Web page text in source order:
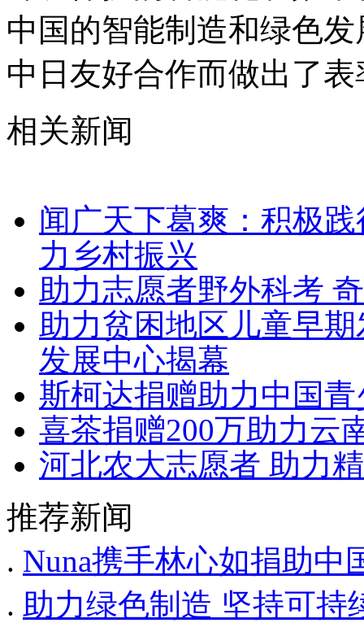
中国的智能制造和绿色
中日友好合作而做出了
相关新闻
闻广天下葛爽：积极
力乡村振兴
助力志愿者野外科考
助力贫困地区儿童早
发展中心揭幕
斯柯达捐赠助力中国
喜茶捐赠200万助力云
河北农大志愿者 助力
推荐新闻
. Nuna携手林心如捐助中
. 助力绿色制造 坚持可持